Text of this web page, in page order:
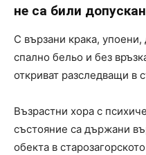
не са били
С вързани крака,
спално бельо и без
откриват разследващи в
Възрастни хора с
състояние са държани
обекта в